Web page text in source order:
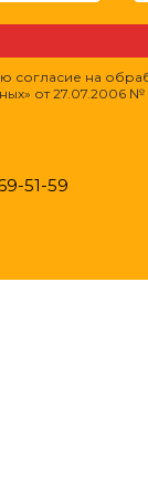
согласие на
от 27.07.2006 №
51-59